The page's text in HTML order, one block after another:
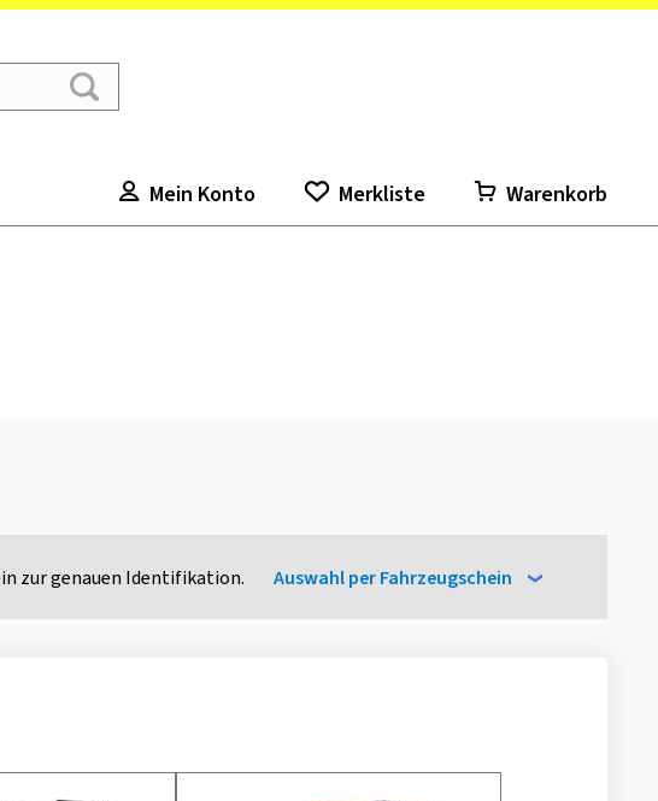
Mein Konto Merkliste Warenkorb
zur genauen Identifikation. Auswahl per Fahrzeugschein